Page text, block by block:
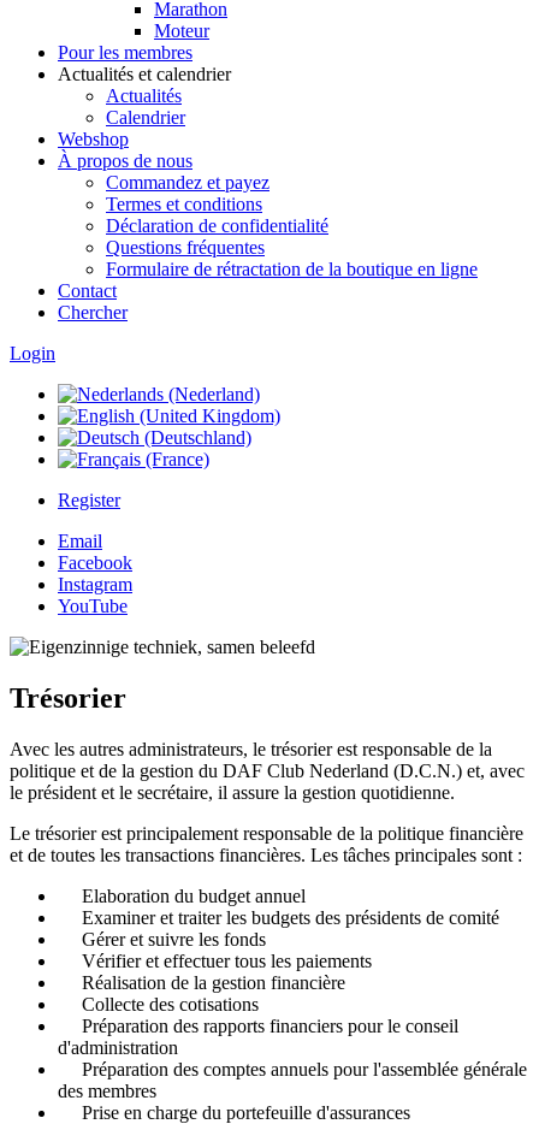
Marathon
Moteur
Pour les membres
Actualités et calendrier
Actualités
Calendrier
Webshop
À propos de nous
Commandez et payez
Termes et conditions
Déclaration de confidentialité
Questions fréquentes
Formulaire de rétractation de la boutique en ligne
Contact
Chercher
Login
Register
Email
Facebook
Instagram
YouTube
Trésorier
Avec les autres administrateurs, le trésorier est responsable de la
politique et de la gestion du DAF Club Nederland (D.C.N.) et, avec
le président et le secrétaire, il assure la gestion quotidienne.
Le trésorier est principalement responsable de la politique financière
et de toutes les transactions financières. Les tâches principales sont :
Elaboration du budget annuel
Examiner et traiter les budgets des présidents de comité
Gérer et suivre les fonds
Vérifier et effectuer tous les paiements
Réalisation de la gestion financière
Collecte des cotisations
Préparation des rapports financiers pour le conseil
d'administration
Préparation des comptes annuels pour l'assemblée générale
des membres
Prise en charge du portefeuille d'assurances